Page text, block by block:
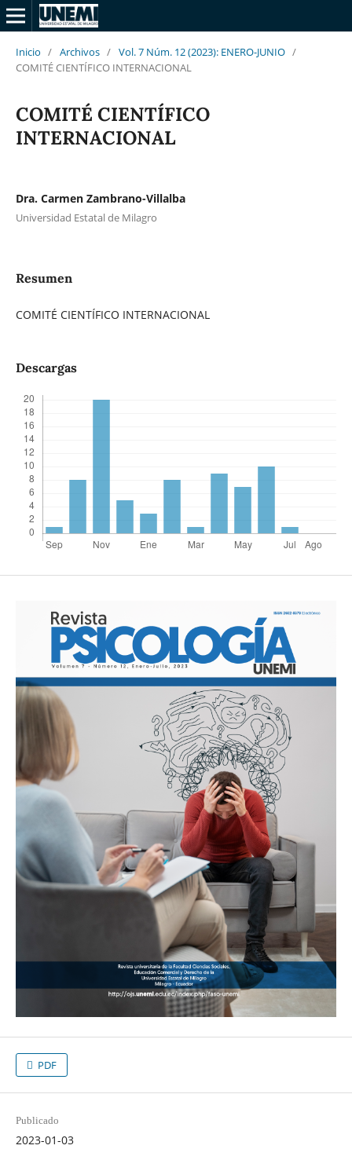
Inicio / Archivos / Vol. 7 Núm. 12 (2023): ENERO-JUNIO /
COMITÉ CIENTÍFICO INTERNACIONAL
COMITÉ CIENTÍFICO
INTERNACIONAL
Dra. Carmen Zambrano-Villalba
Universidad Estatal de Milagro
Resumen
COMITÉ CIENTÍFICO INTERNACIONAL
Descargas
PDF
Publicado
2023-01-03